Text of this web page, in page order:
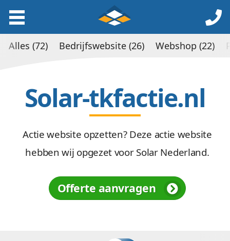
Solar-tkfactie.nl
Actie website opzetten? Deze actie website
hebben wij opgezet voor Solar Nederland.
Offerte aanvragen
Alles (72) Bedrijfswebsite (26) Webshop (22)